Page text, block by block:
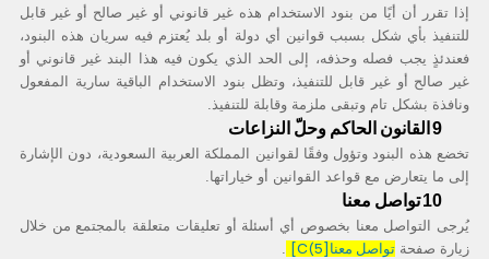
إذا تقرر أن أيًا من بنود الاستخدام هذه غير قانوني أو غير صالح أو غير قابل
للتنفيذ بأي شكل بسبب قوانين أي دولة أو بلد يُعتزم فيه سريان هذه البنود،
فعندئذٍ يجب فصله وحذفه، إلى الحد الذي يكون فيه هذا البند غير قانوني أو
غير صالح أو غير قابل للتنفيذ، وتظل بنود الاستخدام الباقية سارية المفعول
ونافذة بشكل تام وتبقى ملزمة وقابلة للتنفيذ.
9القانون الحاكم وحلّ النزاعات
تخضع هذه البنود وتؤول وفقًا لقوانين المملكة العربية السعودية، دون الإشارة
إلى ما يتعارض مع قواعد القوانين أو خياراتها.
10تواصل معنا
يُرجى التواصل معنا بخصوص أي أسئلة أو تعليقات متعلقة بالمجتمع من خلال
زيارة صفحة تواصل معنا [C(5]
.